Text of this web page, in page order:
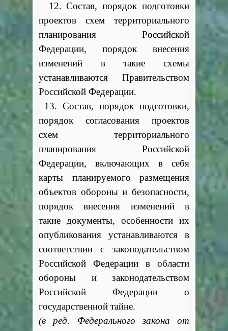
12. Состав, порядок подготовки
проектов схем территориального
планирования Российской
Федерации, порядок внесения
изменений в такие схемы
устанавливаются Правительством
Российской Федерации.
13. Состав, порядок подготовки,
порядок согласования проектов
схем территориального
планирования Российской
Федерации, включающих в себя
карты планируемого размещения
объектов обороны и безопасности,
порядок внесения изменений в
такие документы, особенности их
опубликования устанавливаются в
соответствии с законодательством
Российской Федерации в области
обороны и законодательством
Российской Федерации о
государственной тайне.
(в ред. Федерального закона от